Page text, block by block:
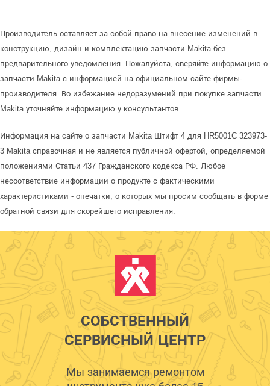
Производитель оставляет за собой право на внесение изменений в
конструкцию, дизайн и комплектацию запчасти Makita без
предварительного уведомления. Пожалуйста, сверяйте информацию о
запчасти Makita с информацией на официальном сайте фирмы-
производителя. Во избежание недоразумений при покупке запчасти
Makita уточняйте информацию у консультантов.
Информация на сайте о запчасти Makita Штифт 4 для HR5001C 323973-
3 Makita справочная и не является публичной офертой, определяемой
положениями Статьи 437 Гражданского кодекса РФ. Любое
несоответствие информации о продукте с фактическими
характеристиками - опечатки, о которых мы просим сообщать в форме
обратной связи для скорейшего исправления.
СОБСТВЕННЫЙ
СЕРВИСНЫЙ ЦЕНТР
Мы занимаемся ремонтом